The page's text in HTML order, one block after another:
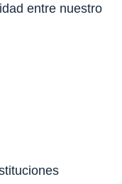
entre nuestro